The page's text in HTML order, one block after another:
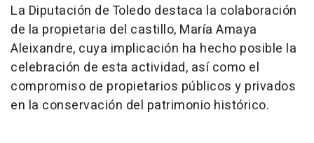
La Diputación de Toledo destaca la colaboración
de la propietaria del castillo, María Amaya
Aleixandre, cuya implicación ha hecho posible la
celebración de esta actividad, así como el
compromiso de propietarios públicos y privados
en la conservación del patrimonio histórico.